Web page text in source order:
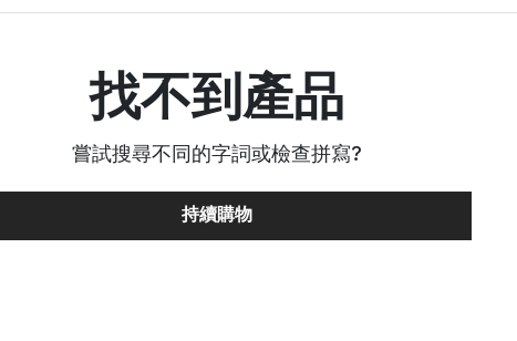
找不到產品
嘗試搜尋不同的字詞或檢查拼寫?
持續購物